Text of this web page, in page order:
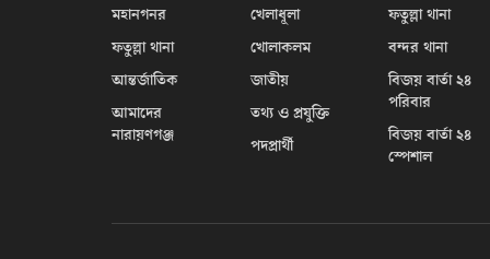
মহানগনর
ফতুল্লা থানা
আন্তর্জাতিক
আমাদের
নারায়ণগঞ্জ
খেলাধূলা
খোলাকলম
জাতীয়
তথ্য ও প্রযুক্তি
পদপ্রার্থী
ফতুল্লা থানা
বন্দর থানা
বিজয় বার্তা ২৪
পরিবার
বিজয় বার্তা ২৪
স্পেশাল